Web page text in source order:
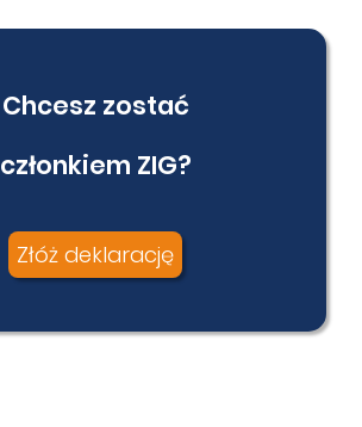
Chcesz zostać
członkiem ZIG?
Złóż deklarację